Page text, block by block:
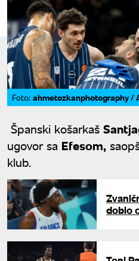
Foto: ahmetozkanphotography /
Španski košarkaš
ugovor sa Efesom,
klub.
dobio